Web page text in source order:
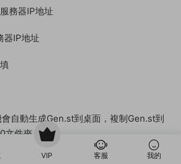
互通 《經典1.76比奇傳奇》 WIN 搭建教程
VIP 客服 我的